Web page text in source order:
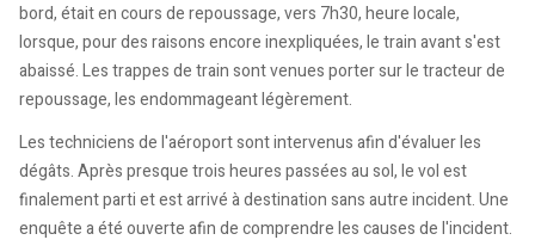
bord, était en cours de repoussage, vers 7h30, heure locale,
lorsque, pour des raisons encore inexpliquées, le train avant s'est
abaissé. Les trappes de train sont venues porter sur le tracteur de
repoussage, les endommageant légèrement.
Les techniciens de l'aéroport sont intervenus afin d'évaluer les
dégâts. Après presque trois heures passées au sol, le vol est
finalement parti et est arrivé à destination sans autre incident. Une
enquête a été ouverte afin de comprendre les causes de l'incident.